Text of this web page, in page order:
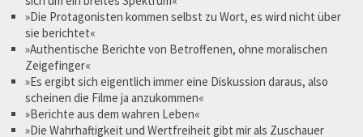
»Die Protagonisten kommen selbst zu Wort, es wird nicht über
sie berichtet«
»Authentische Berichte von Betroffenen, ohne moralischen
Zeigefinger«
»Es ergibt sich eigentlich immer eine Diskussion daraus, also
scheinen die Filme ja anzukommen«
»Berichte aus dem wahren Leben«
»Die Wahrhaftigkeit und Wertfreiheit gibt mir als Zuschauer